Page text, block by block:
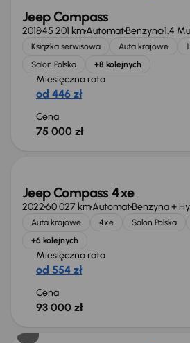
Jeep Compass
201845 201 kmAutomatBenzyna1.4
Książka serwisowa Auta krajowe
Salon Polska
+8 kolejnych
Miesięczna rata
od 446 zł
Cena
75 000 zł
Możliwość odliczenia VAT
Jeep Compass 4xe
202260 027 kmAutomatBenzyna +
Auta krajowe 4xe Salon Polska
+6 kolejnych
Miesięczna rata
od 554 zł
Cena
93 000 zł